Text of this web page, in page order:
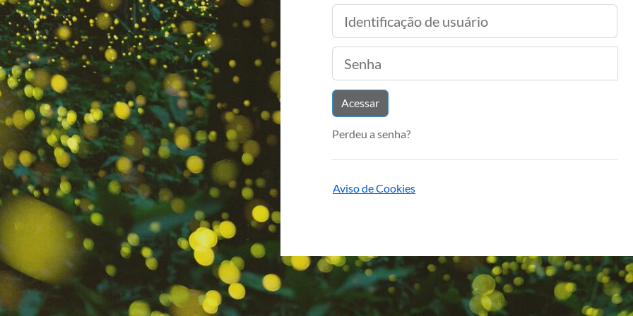
Identificação de usuário
Acessar
Perdeu a senha?
Aviso de Cookies